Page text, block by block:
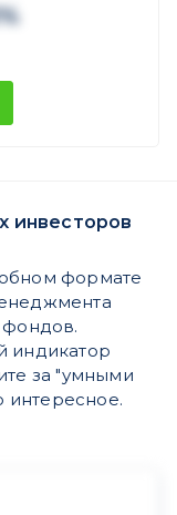
инвесторов
формате
фондов.
индикатор
за "умными
интересное.